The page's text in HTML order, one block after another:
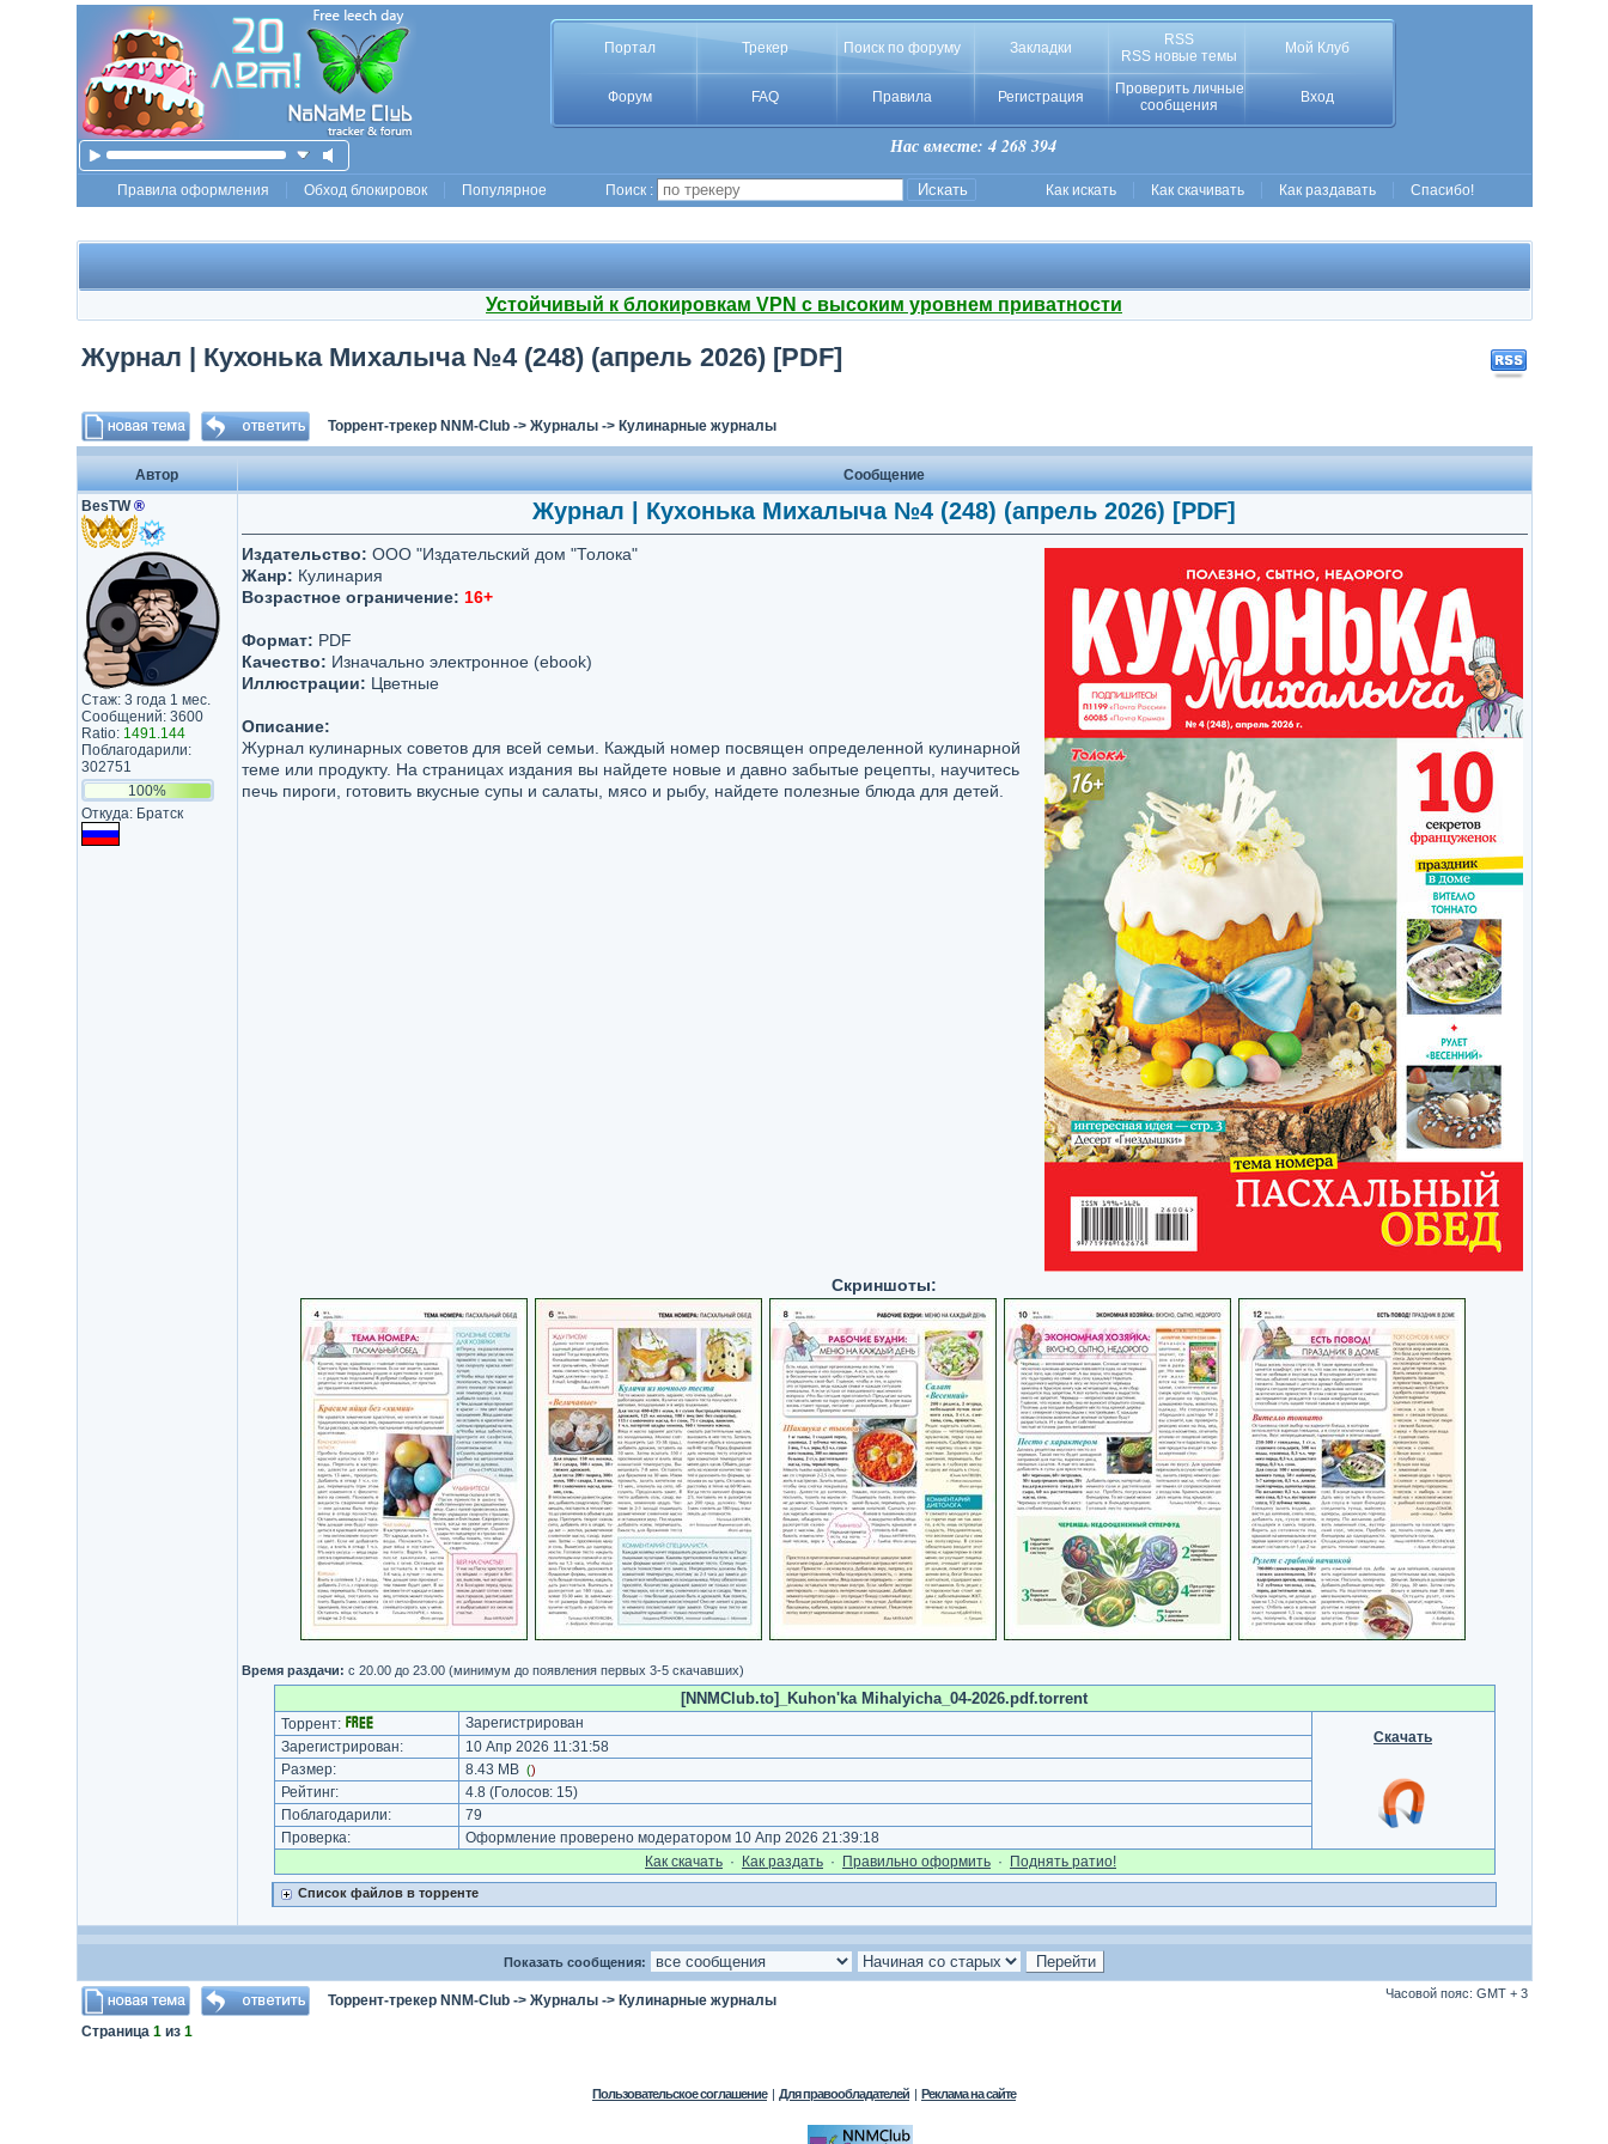
Портал Трекер Поиск по форуму Закладки
RSS
RSS новые темы
Мой Клуб
Форум FAQ Правила Регистрация
Проверить личные
сообщения
Вход
Нас вместе: 4 268 394
Правила оформления Обход блокировок Популярное Поиск : Как искать Как скачивать Как раздавать Спасибо!
Устойчивый к блокировкам VPN с высоким уровнем приватности
Журнал | Кухонька Михалыча №4 (248) (апрель 2026) [PDF]
Торрент-трекер NNM-Club-> Журналы-> Кулинарные журналы
Автор
Сообщение
BesTW®
Стаж: 3 года 1 мес.
Сообщений: 3600
Ratio: 1491.144
Поблагодарили:
302751
100%
Откуда: Братск
Журнал | Кухонька Михалыча №4 (248) (апрель 2026) [PDF]
Издательство: ООО "Издательский дом "Толока"
Жанр: Кулинария
Возрастное ограничение: 16+
Формат: PDF
Качество: Изначально электронное (ebook)
Иллюстрации: Цветные
Описание:
Журнал кулинарных советов для всей семьи. Каждый номер посвящен определенной кулинарной
теме или продукту. На страницах издания вы найдете новые и давно забытые рецепты, научитесь
печь пироги, готовить вкусные супы и салаты, мясо и рыбу, найдете полезные блюда для детей.
Скриншоты:
Время раздачи: с 20.00 до 23.00 (минимум до появления первых 3-5 скачавших)
[NNMClub.to]_Kuhon'ka Mihalyicha_04-2026.pdf.torrent
Торрент:
Зарегистрирован
Скачать
Зарегистрирован:
10 Апр 2026 11:31:58
Размер:
8.43 MB ()
Рейтинг: 4.8 (Голосов: 15)
Поблагодарили:
79
Проверка:
Оформление проверено модератором 10 Апр 2026 21:39:18
Как cкачать · Как раздать · Правильно оформить · Поднять ратио!
Список файлов в торренте
Показать сообщения:
Торрент-трекер NNM-Club-> Журналы-> Кулинарные журналы Часовой пояс: GMT + 3
Страница 1из 1
Пользовательское соглашение | Для правообладателей | Реклама на сайте